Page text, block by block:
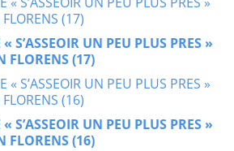
S’ASSEOIR UN PEU PLUS PRES »
FLORENS (17)
S’ASSEOIR UN PEU PLUS PRES »
FLORENS (16)